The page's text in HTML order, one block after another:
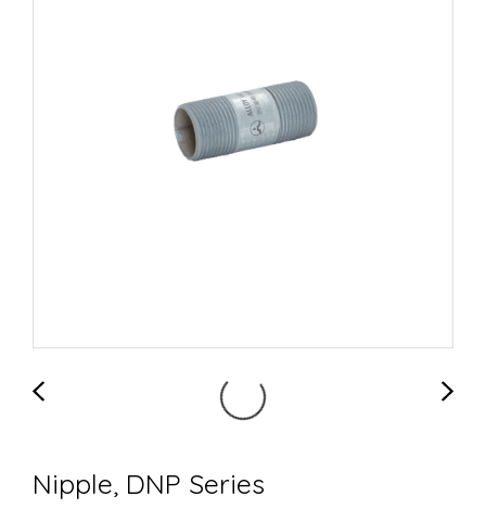
Nipple, DNP Series